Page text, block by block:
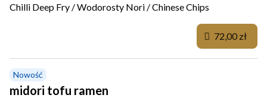
Chilli Deep Fry / Wodorosty Nori / Chinese Chips
Nowość
midori tofu ramen